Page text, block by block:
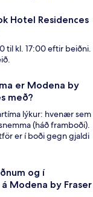
Hotel Residences
til kl. 17:00 eftir beiðni.
er Modena by
með?
lýkur: hvenær sem
(háð framboði).
er í boði gegn gjaldi
og í
Modena by Fraser